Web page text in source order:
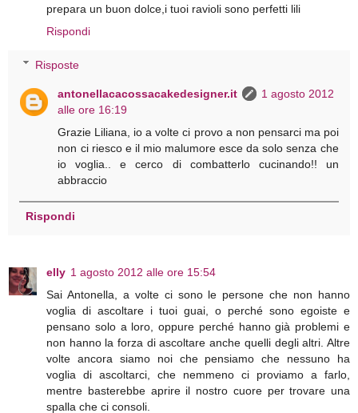
prepara un buon dolce,i tuoi ravioli sono perfetti lili
Rispondi
Risposte
antonellacacossacakedesigner.it
1 agosto 2012
alle ore 16:19
Grazie Liliana, io a volte ci provo a non pensarci ma poi
non ci riesco e il mio malumore esce da solo senza che
io voglia.. e cerco di combatterlo cucinando!! un
abbraccio
Rispondi
elly 1 agosto 2012 alle ore 15:54
Sai Antonella, a volte ci sono le persone che non hanno
voglia di ascoltare i tuoi guai, o perché sono egoiste e
pensano solo a loro, oppure perché hanno già problemi e
non hanno la forza di ascoltare anche quelli degli altri. Altre
volte ancora siamo noi che pensiamo che nessuno ha
voglia di ascoltarci, che nemmeno ci proviamo a farlo,
mentre basterebbe aprire il nostro cuore per trovare una
spalla che ci consoli.